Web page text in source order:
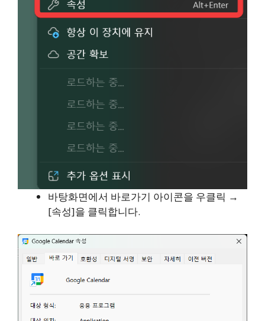
바탕화면에서 바로가기 아이콘을 우클릭 →
[속성]을 클릭합니다.